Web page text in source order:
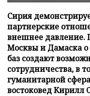
Сирия
партнерские
внешнее давление.
Москвы и Дамаска о
баз создают
сотрудничества, в
гуманитарной
востоковед Кирилл